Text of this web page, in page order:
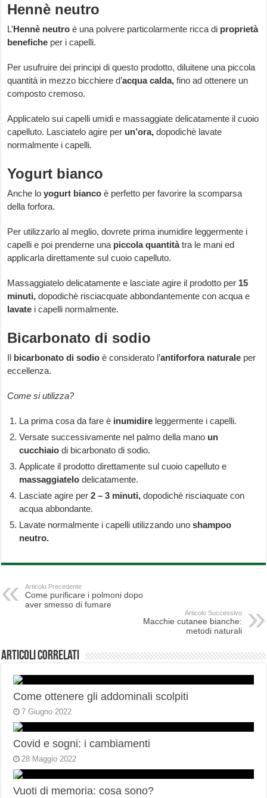
Hennè neutro
L’Hennè neutro è una polvere particolarmente ricca di proprietà
benefiche per i capelli.
Per usufruire dei principi di questo prodotto, diluitene una piccola
quantità in mezzo bicchiere d’acqua calda, fino ad ottenere un
composto cremoso.
Applicatelo sui capelli umidi e massaggiate delicatamente il cuoio
capelluto. Lasciatelo agire per un’ora, dopodichè lavate
normalmente i capelli.
Yogurt bianco
Anche loyogurt bianco è perfetto per favorire la scomparsa
della forfora.
Per utilizzarlo al meglio, dovrete prima inumidire leggermente i
capelli e poi prenderne una piccola quantitàtra le mani ed
applicarla direttamente sul cuoio capelluto.
Massaggiatelo delicatamente e lasciate agire il prodotto per 15
minuti, dopodichè risciacquate abbondantemente con acqua e
lavate i capelli normalmente.
Bicarbonato di sodio
Il bicarbonato di sodio è considerato l’antiforfora naturale per
eccellenza.
Come si utilizza?
La prima cosa da fare è inumidire leggermente i capelli.
Versate successivamente nel palmo della mano un
cucchiaio di bicarbonato di sodio.
Applicate il prodotto direttamente sul cuoio capelluto e
massaggiatelo delicatamente.
Lasciate agire per 2 – 3 minuti, dopodichè risciaquate con
acqua abbondante.
Lavate normalmente i capelli utilizzando uno shampoo
neutro.
Articolo Precedente
Come purificare i polmoni dopo
aver smesso di fumare
Articolo Successivo
Macchie cutanee bianche:
metodi naturali
Articoli correlati
Come ottenere gli addominali scolpiti
7 Giugno 2022
Covid e sogni: i cambiamenti
28 Maggio 2022
Vuoti di memoria: cosa sono?